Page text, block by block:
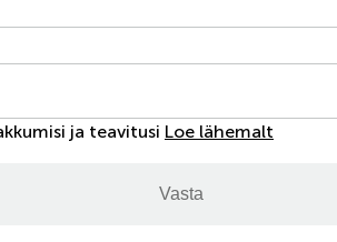
ja teavitusi Loe lähemalt
Vasta